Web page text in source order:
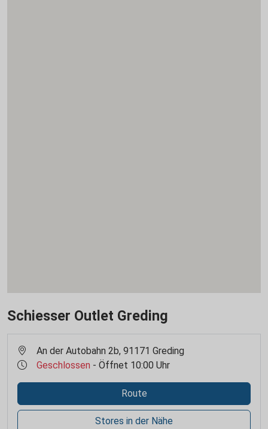
Schiesser Outlet Greding
An der Autobahn 2b, 91171 Greding
Geschlossen - Öffnet 10:00 Uhr
Route
Stores in der Nähe